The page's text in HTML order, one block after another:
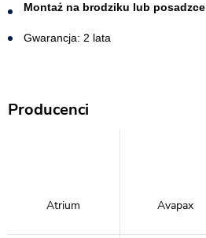
Montaż na brodziku lub posadzce
Gwarancja: 2 lata
Producenci
Atrium Avapax